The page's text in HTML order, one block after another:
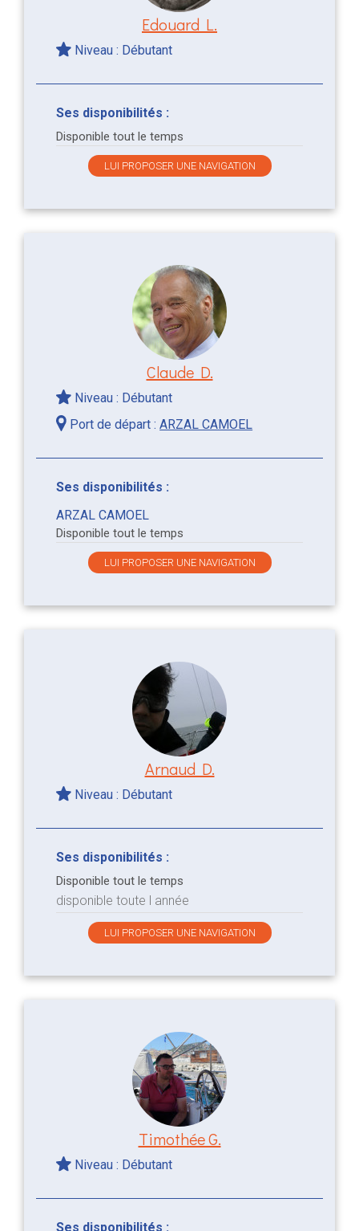
Edouard L.
Niveau : Débutant
Ses disponibilités :
Disponible tout le temps
LUI PROPOSER UNE NAVIGATION
Claude D.
Niveau : Débutant
Port de départ :ARZAL CAMOEL
Ses disponibilités :
ARZAL CAMOEL
Disponible tout le temps
LUI PROPOSER UNE NAVIGATION
Arnaud D.
Niveau : Débutant
Ses disponibilités :
Disponible tout le temps
disponible toute l année
LUI PROPOSER UNE NAVIGATION
Timothée G.
Niveau : Débutant
Ses disponibilités :